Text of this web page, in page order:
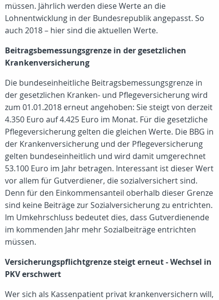
müssen. Jährlich werden diese Werte an die
Lohnentwicklung in der Bundesrepublik angepasst. So
auch 2018 – hier sind die aktuellen Werte.
Beitragsbemessungsgrenze in der gesetzlichen
Krankenversicherung
Die bundeseinheitliche Beitragsbemessungsgrenze in
der gesetzlichen Kranken- und Pflegeversicherung wird
zum 01.01.2018 erneut angehoben: Sie steigt von derzeit
4.350 Euro auf 4.425 Euro im Monat. Für die gesetzliche
Pflegeversicherung gelten die gleichen Werte. Die BBG in
der Krankenversicherung und der Pflegeversicherung
gelten bundeseinheitlich und wird damit umgerechnet
53.100 Euro im Jahr betragen. Interessant ist dieser Wert
vor allem für Gutverdiener, die sozialversichert sind.
Denn für den Einkommensanteil oberhalb dieser Grenze
sind keine Beiträge zur Sozialversicherung zu entrichten.
Im Umkehrschluss bedeutet dies, dass Gutverdienende
im kommenden Jahr mehr Sozialbeiträge entrichten
müssen.
Versicherungspflichtgrenze steigt erneut - Wechsel in
PKV erschwert
Wer sich als Kassenpatient privat krankenversichern will,